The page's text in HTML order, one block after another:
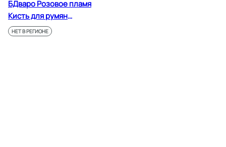
БДваро Розовое пламя
Кисть для румян
искусственный волос
НЕТ В РЕГИОНЕ